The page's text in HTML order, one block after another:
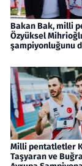
Bakan Bak, milli
Özyüksel
şampiyonluğunu
Milli pentatletler
Taşyaran ve